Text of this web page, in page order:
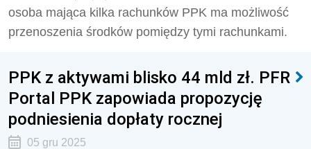
osoba mająca kilka rachunków PPK ma możliwość
przenoszenia środków pomiędzy tymi rachunkami.
PPK z aktywami blisko 44 mld zł. PFR
Portal PPK zapowiada propozycję
podniesienia dopłaty rocznej
05 gru 2025